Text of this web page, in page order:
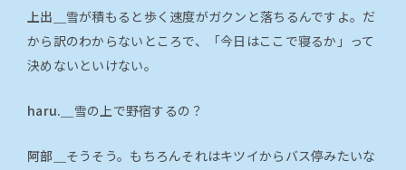
上出＿ 雪が積もると歩く速度がガクンと落ちるんですよ。だ
から訳のわからないところで、「今日はここで寝るか」って
決めないといけない。
haru.＿ 雪の上で野宿するの？
阿部＿ そうそう。もちろんそれはキツイからバス停みたいな